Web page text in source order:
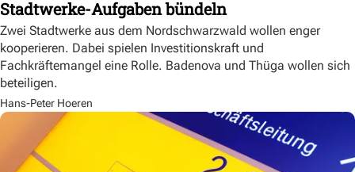
Stadtwerke-Aufgaben bündeln
Zwei Stadtwerke aus dem Nordschwarzwald wollen enger
kooperieren. Dabei spielen Investitionskraft und
Fachkräftemangel eine Rolle. Badenova und Thüga wollen sich
beteiligen.
Hans-Peter Hoeren